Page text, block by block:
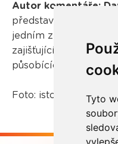
Tyto
Autor komentáře:
představenstva
jedním ze tří
zajišťujících sběr
působících v České
Foto: istockphoto.com